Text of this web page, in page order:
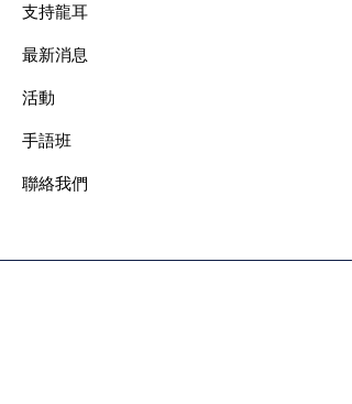
支持龍耳
最新消息
​活動
手語班
​聯絡我們